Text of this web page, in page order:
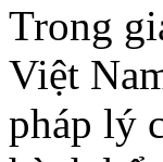
Trong
Việt
pháp lý